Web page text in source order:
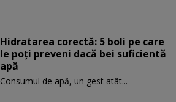
Hidratarea corectă: 5 boli pe care
le poți preveni dacă bei suficientă
apă
Consumul de apă, un gest atât...